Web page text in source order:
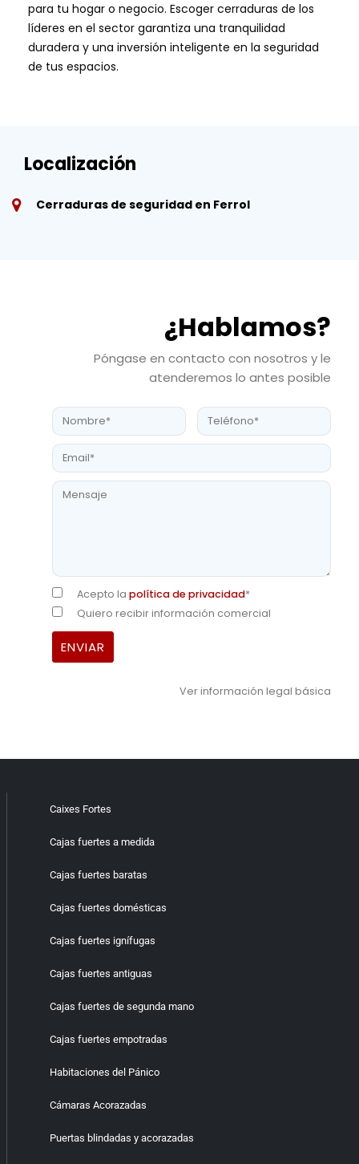
para tu hogar o negocio. Escoger cerraduras de los
líderes en el sector garantiza una tranquilidad
duradera y una inversión inteligente en la seguridad
de tus espacios.
Localización
Cerraduras de seguridad en Ferrol
¿Hablamos?
Póngase en contacto con nosotros y le
atenderemos lo antes posible
Acepto la política de privacidad*
Quiero recibir información comercial
Ver información legal básica
Caixes Fortes
Cajas fuertes a medida
Cajas fuertes baratas
Cajas fuertes domésticas
Cajas fuertes ignífugas
Cajas fuertes antiguas
Cajas fuertes de segunda mano
Cajas fuertes empotradas
Habitaciones del Pánico
Cámaras Acorazadas
Puertas blindadas y acorazadas